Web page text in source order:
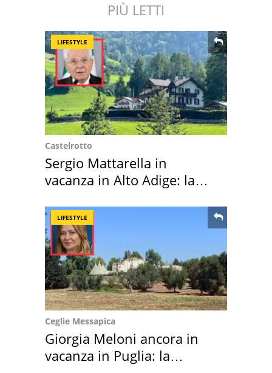
PIÙ LETTI
LIFESTYLE
Castelrotto
Sergio Mattarella in
vacanza in Alto Adige: la
LIFESTYLE
Ceglie Messapica
Giorgia Meloni ancora in
vacanza in Puglia: la